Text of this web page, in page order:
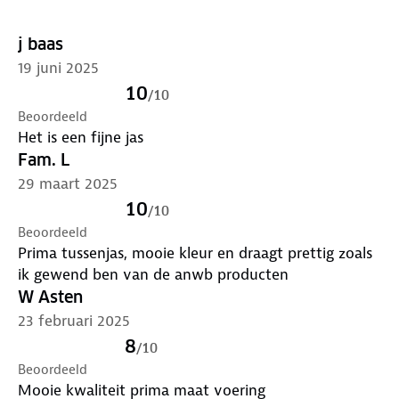
Model groen is 1m77 en draagt maat S
Model roze is 1m78 en draagt maat S
Model petrol is 1m77 en draagt maat S
j baas
19 juni 2025
10/10
Beoordeeld
Het is een fijne jas
Fam. L
29 maart 2025
10/10
Beoordeeld
Prima tussenjas, mooie kleur en draagt prettig zoals
ik gewend ben van de anwb producten
W Asten
23 februari 2025
8/10
Beoordeeld
Mooie kwaliteit prima maat voering